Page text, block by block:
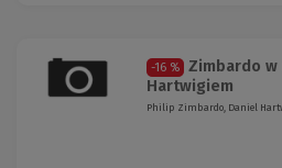
-16 %
Zimbardo
Hartwigiem
Philip Zimbardo, Daniel